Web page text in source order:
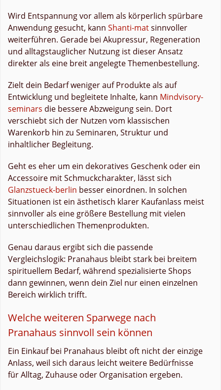
Wird Entspannung vor allem als körperlich spürbare
Anwendung gesucht, kann Shanti-matsinnvoller
weiterführen. Gerade bei Akupressur, Regeneration
und alltagstauglicher Nutzung ist dieser Ansatz
direkter als eine breit angelegte Themenbestellung.
Zielt dein Bedarf weniger auf Produkte als auf
Entwicklung und begleitete Inhalte, kann Mindvisory-
seminars die bessere Abzweigung sein. Dort
verschiebt sich der Nutzen vom klassischen
Warenkorb hin zu Seminaren, Struktur und
inhaltlicher Begleitung.
Geht es eher um ein dekoratives Geschenk oder ein
Accessoire mit Schmuckcharakter, lässt sich
Glanzstueck-berlin besser einordnen. In solchen
Situationen ist ein ästhetisch klarer Kaufanlass meist
sinnvoller als eine größere Bestellung mit vielen
unterschiedlichen Themenprodukten.
Genau daraus ergibt sich die passende
Vergleichslogik: Pranahaus bleibt stark bei breitem
spirituellem Bedarf, während spezialisierte Shops
dann gewinnen, wenn dein Ziel nur einen einzelnen
Bereich wirklich trifft.
Welche weiteren Sparwege nach
Pranahaus sinnvoll sein können
Ein Einkauf bei Pranahaus bleibt oft nicht der einzige
Anlass, weil sich daraus leicht weitere Bedürfnisse
für Alltag, Zuhause oder Organisation ergeben.